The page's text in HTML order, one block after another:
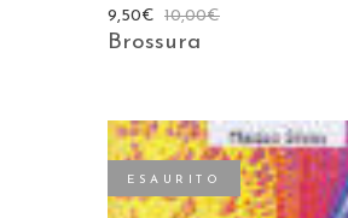
10,00€
9,50€
Brossura
ESAURITO